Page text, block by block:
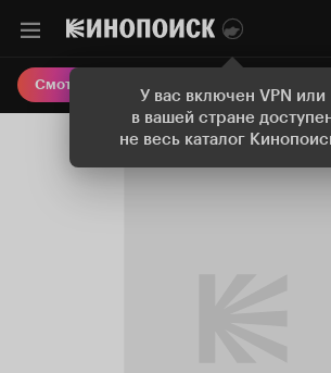
У вас включен VPN или
в вашей стране
не весь каталог
Смотреть кино Онлайн-